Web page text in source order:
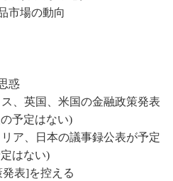
市場の動向
惑
、英国、米国の金融政策発表
予定はない)
ア、日本の議事録公表が予定
はない)
表]を控える